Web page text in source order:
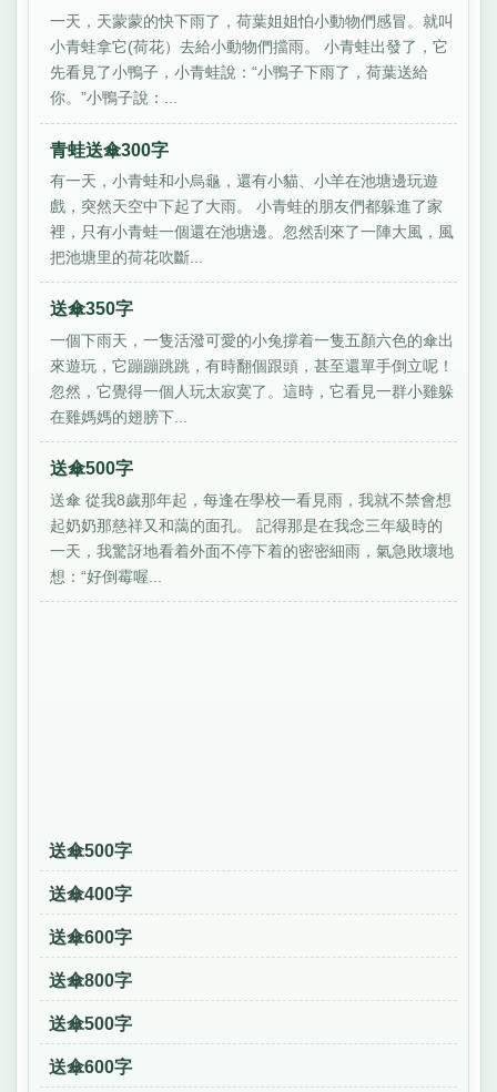
一天，天蒙蒙的快下雨了，荷葉姐姐怕小動物們感冒。就叫
小青蛙拿它(荷花）去給小動物們擋雨。 小青蛙出發了，它
先看見了小鴨子，小青蛙說：“小鴨子下雨了，荷葉送給
你。”小鴨子說：...
青蛙送傘300字
有一天，小青蛙和小烏龜，還有小貓、小羊在池塘邊玩遊
戲，突然天空中下起了大雨。 小青蛙的朋友們都躲進了家
裡，只有小青蛙一個還在池塘邊。忽然刮來了一陣大風，風
把池塘里的荷花吹斷...
送傘350字
一個下雨天，一隻活潑可愛的小兔撐着一隻五顏六色的傘出
來遊玩，它蹦蹦跳跳，有時翻個跟頭，甚至還單手倒立呢！
忽然，它覺得一個人玩太寂寞了。這時，它看見一群小雞躲
在雞媽媽的翅膀下...
送傘500字
送傘 從我8歲那年起，每逢在學校一看見雨，我就不禁會想
起奶奶那慈祥又和藹的面孔。 記得那是在我念三年級時的
一天，我驚訝地看着外面不停下着的密密細雨，氣急敗壞地
想：“好倒霉喔...
送傘500字
送傘400字
送傘600字
送傘800字
送傘500字
送傘600字